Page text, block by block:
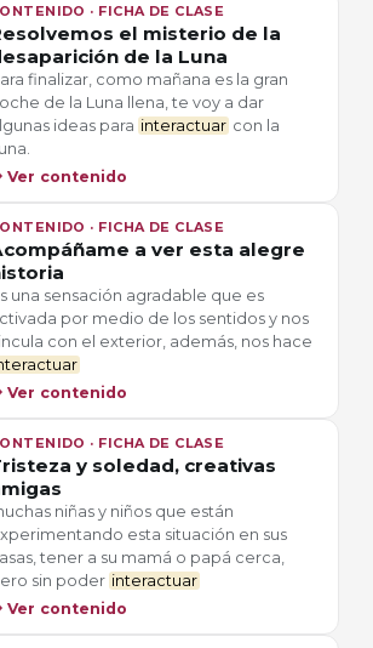
· FICHA DE CLASE
el misterio de la
de la Luna
finalizar, como mañana es la gran
de la Luna llena, te voy a dar
ideas para interactuar con la
Ver contenido
· FICHA DE CLASE
a ver esta alegre
una sensación agradable que es
por medio de los sentidos y nos
con el exterior, además, nos hace
Ver contenido
· FICHA DE CLASE
y soledad, creativas
niñas y niños que están
esta situación en sus
tener a su mamá o papá cerca,
sin poder interactuar
Ver contenido